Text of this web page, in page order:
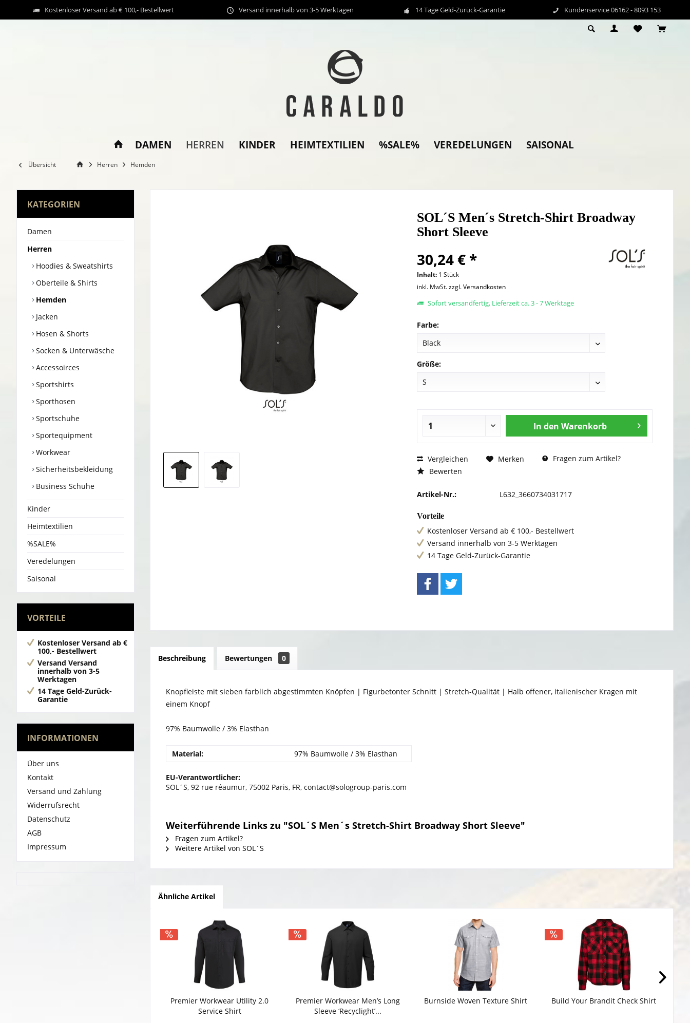
Kostenloser Versand ab € 100,- Bestellwert Versand innerhalb von 3-5 Werktagen 14 Tage Geld-Zurück-Garantie Kundenservice 06162 - 8093 153
DAMEN HERREN KINDER HEIMTEXTILIEN %SALE% VEREDELUNGEN SAISONAL
Übersicht Herren Hemden
KATEGORIEN
Damen
Herren
Hoodies & Sweatshirts
Oberteile & Shirts
Hemden
Jacken
Hosen & Shorts
Socken & Unterwäsche
Accessoirces
Sportshirts
Sporthosen
Sportschuhe
Sportequipment
Workwear
Sicherheitsbekleidung
Business Schuhe
Kinder
Heimtextilien
%SALE%
Veredelungen
Saisonal
VORTEILE
Kostenloser Versand ab €
100,- Bestellwert
Versand Versand
innerhalb von 3-5
Werktagen
14 Tage Geld-Zurück-
Garantie
INFORMATIONEN
Über uns
Kontakt
Versand und Zahlung
Widerrufsrecht
Datenschutz
AGB
Impressum
SOL´S Men´s Stretch-Shirt Broadway
Short Sleeve
30,24 € *
Inhalt: 1 Stück
inkl. MwSt.zzgl. Versandkosten
Sofort versandfertig, Lieferzeit ca. 3 - 7 Werktage
Farbe:
Größe:
In den Warenkorb
Vergleichen Merken
Fragen zum Artikel?
Bewerten
Artikel-Nr.: L632_3660734031717
Vorteile
Kostenloser Versand ab € 100,- Bestellwert
Versand innerhalb von 3-5 Werktagen
14 Tage Geld-Zurück-Garantie
Beschreibung Bewertungen 0
Knopfleiste mit sieben farblich abgestimmten Knöpfen | Figurbetonter Schnitt | Stretch-Qualität | Halb offener, italienischer Kragen mit
einem Knopf
97% Baumwolle / 3% Elasthan
Material: 97% Baumwolle / 3% Elasthan
EU-Verantwortlicher:
SOL´S, 92 rue réaumur, 75002 Paris, FR, contact@sologroup-paris.com
Weiterführende Links zu "SOL´S Men´s Stretch-Shirt Broadway Short Sleeve"
Fragen zum Artikel?
Weitere Artikel von SOL´S
Ähnliche Artikel
Premier Workwear Utility 2.0
Service Shirt
Premier Workwear Men’s Long
Sleeve ‘Recyclight’...
Burnside Woven Texture Shirt Build Your Brandit Check Shirt